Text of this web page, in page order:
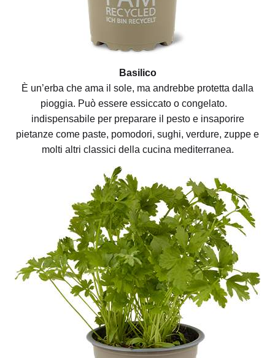
Basilico
È un’erba che ama il sole, ma andrebbe protetta dalla
pioggia. Può essere essiccato o congelato.
indispensabile per preparare il pesto e insaporire
pietanze come paste, pomodori, sughi, verdure, zuppe e
molti altri classici della cucina mediterranea.